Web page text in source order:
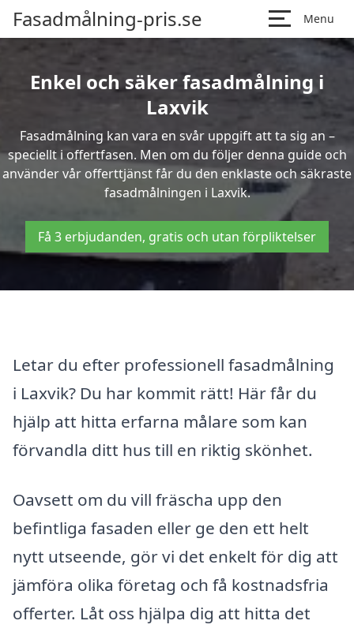
Fasadmålning-pris.se Menu
Enkel och säker fasadmålning i
Laxvik
Fasadmålning kan vara en svår uppgift att ta sig an –
speciellt i offertfasen. Men om du följer denna guide och
använder vår offerttjänst får du den enklaste och säkraste
fasadmålningen i Laxvik.
Få 3 erbjudanden, gratis och utan förpliktelser
Letar du efter professionell fasadmålning
i Laxvik? Du har kommit rätt! Här får du
hjälp att hitta erfarna målare som kan
förvandla ditt hus till en riktig skönhet.
Oavsett om du vill fräscha upp den
befintliga fasaden eller ge den ett helt
nytt utseende, gör vi det enkelt för dig att
jämföra olika företag och få kostnadsfria
offerter. Låt oss hjälpa dig att hitta det